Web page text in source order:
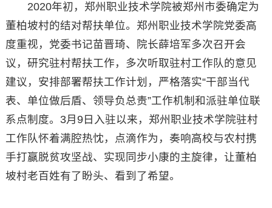
2020年初，郑州职业技术学院被郑州市委确定为
董柏坡村的结对帮扶单位。郑州职业技术学院党委高
度重视，党委书记苗晋琦、院长薛培军多次召开会
议，研究驻村帮扶工作，多次听取驻村工作队的意见
建议，安排部署帮扶工作计划，严格落实“干部当代
表、单位做后盾、领导负总责”工作机制和派驻单位联
系点制度。3月9日入驻以来，郑州职业技术学院驻村
工作队怀着满腔热忱，点滴作为，奏响高校与农村携
手打赢脱贫攻坚战、实现同步小康的主旋律，让董柏
坡村老百姓有了盼头、看到了希望。